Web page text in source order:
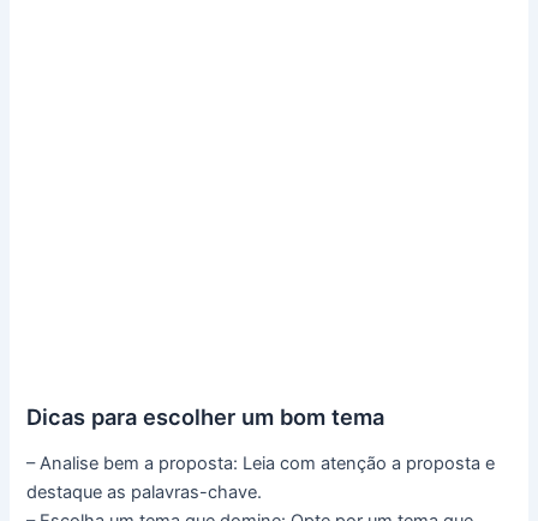
Dicas para escolher um bom tema
– Analise bem a proposta: Leia com atenção a proposta e
destaque as palavras-chave.